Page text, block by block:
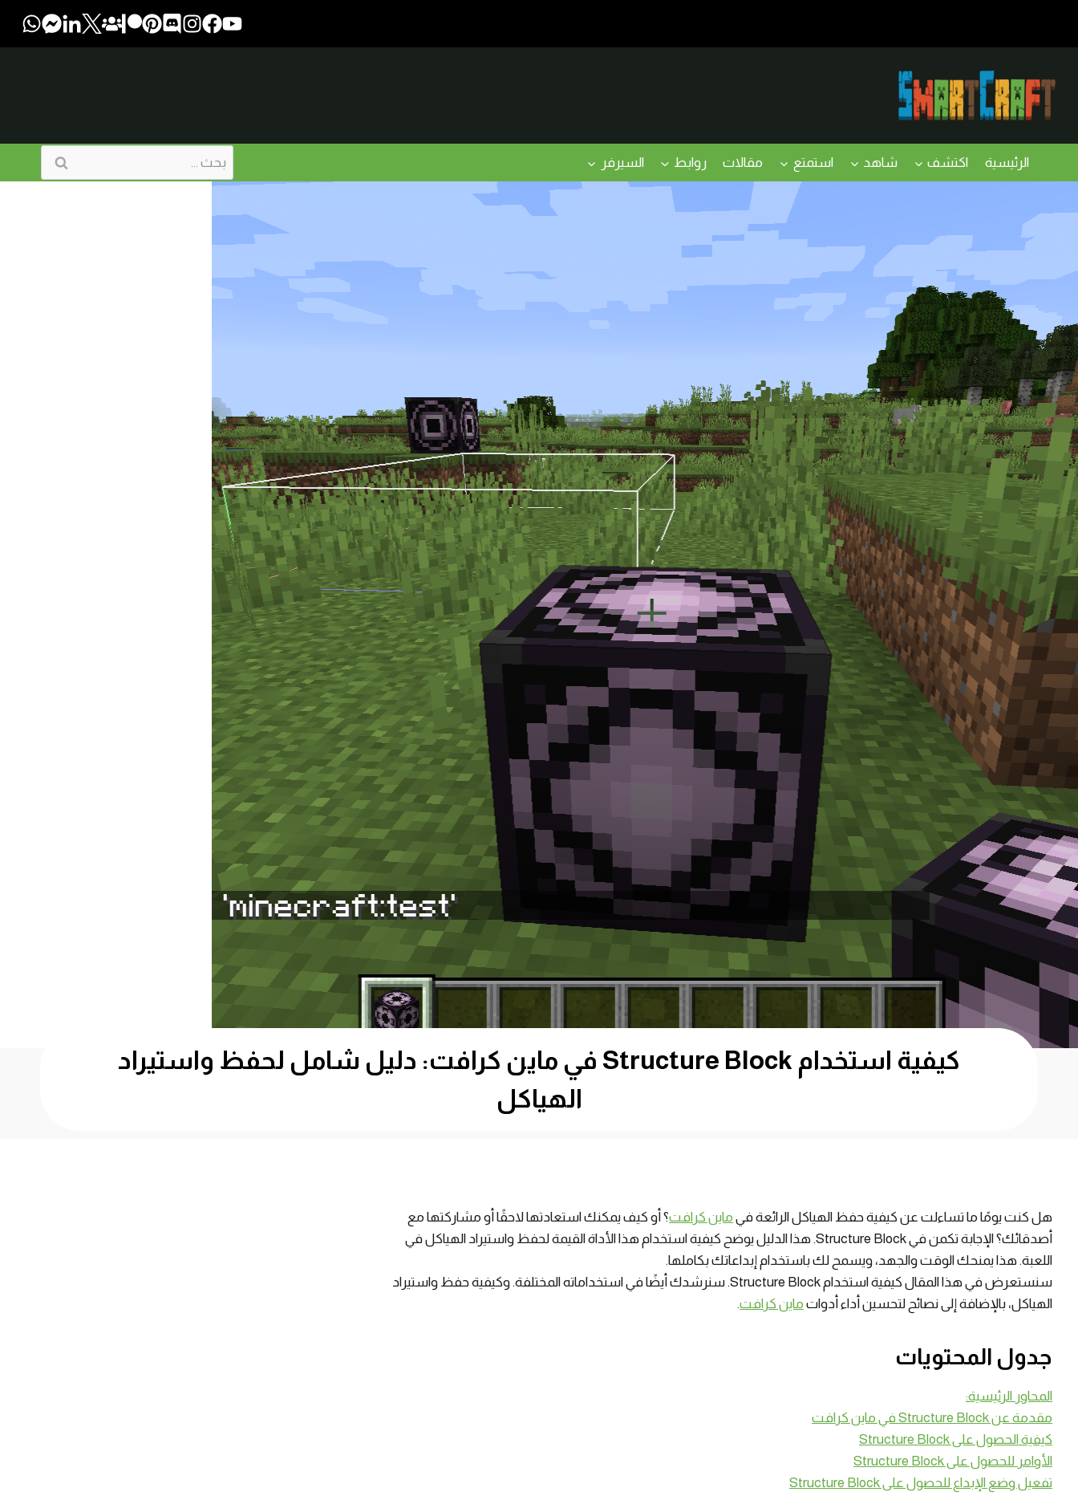
الرئيسية اكتشف شاهد استمتع مقالات روابط السيرفر
البحث
عن:
كيفية استخدام Structure Block في ماين كرافت: دليل شامل لحفظ واستيراد
الهياكل
هل كنت يومًا ما تساءلت عن كيفية حفظ الهياكل الرائعة في ماين كرافت؟ أو كيف يمكنك استعادتها لاحقًا أو مشاركتها مع
أصدقائك؟ الإجابة تكمن في Structure Block. هذا الدليل يوضح كيفية استخدام هذا الأداة القيمة لحفظ واستيراد الهياكل في
اللعبة. هذا يمنحك الوقت والجهد، ويسمح لك باستخدام إبداعاتك بكاملها.
سنستعرض في هذا المقال كيفية استخدام Structure Block. سنرشدك أيضًا في استخداماته المختلفة. وكيفية حفظ واستيراد
الهياكل، بالإضافة إلى نصائح لتحسين أداء أدوات ماين كرافت.
جدول المحتويات
المحاور الرئيسية:
مقدمة عن Structure Block في ماين كرافت
كيفية الحصول على Structure Block
الأوامر للحصول على Structure Block
تفعيل وضع الإبداع للحصول على Structure Block